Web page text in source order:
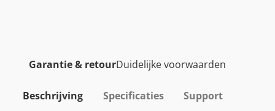
Garantie & retourDuidelijke voorwaarden
Beschrijving Specificaties Support